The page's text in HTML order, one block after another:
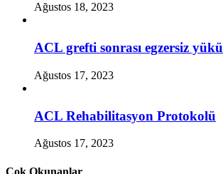
Ağustos 18, 2023
ACL grefti sonrası egzersiz yükü
Ağustos 17, 2023
ACL Rehabilitasyon Protokolü
Ağustos 17, 2023
Çok Okunanlar